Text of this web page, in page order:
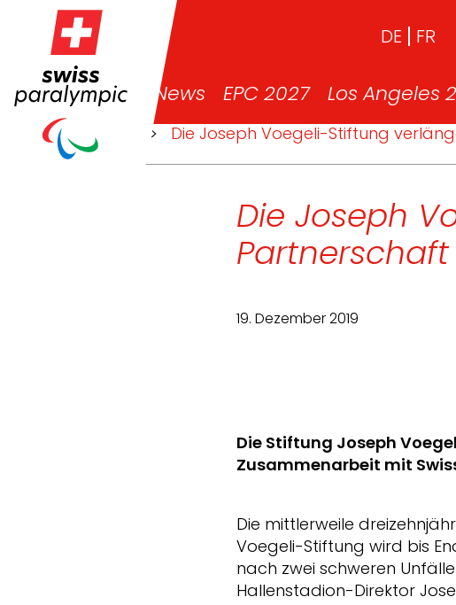
DE FR
News EPC 2027 Los Angeles
> News > Die Joseph Voegeli-Stiftung
Die Joseph
19. Dezember 2019
Die Stiftung Joseph
Zusammenarbeit mit
Die mittlerweile
Voegeli-Stiftung wird bis
nach zwei schweren
Hallenstadion-Direktor